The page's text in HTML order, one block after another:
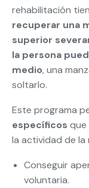
rehabilitación
recuperar una
superior
la persona
medio, una
soltarlo.
Este programa
específicos que
la actividad de
Conseguir
voluntaria.